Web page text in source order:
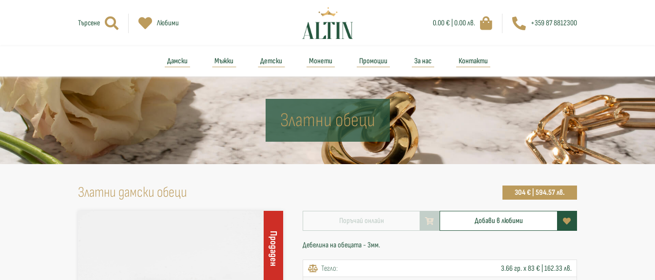
Търсене Любими 0.00 € | 0.00 лв. +359 87 8812300
Дамски Мъжки Детски Монети Промоции За нас Контакти
Златни обеци
Златни дамски обеци 304 € | 594.57 лв.
Продаден
Поръчай онлайн Добави в любими
Дебелина на обецата - 3мм.
Тегло:
3.66 гр. x 83 € | 162.33 лв.